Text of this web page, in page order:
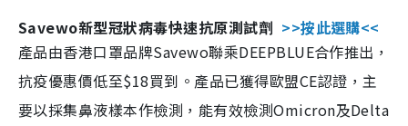
Savewo新型冠狀病毒快速抗原測試劑 >>按此選購<<
產品由香港口罩品牌Savewo聯乘DEEPBLUE合作推出，
抗疫優惠價低至$18買到。產品已獲得歐盟CE認證，主
要以採集鼻液樣本作檢測，能有效檢測Omicron及Delta